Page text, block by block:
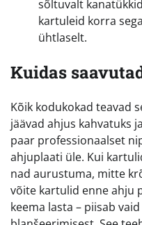
sõltuvalt
kartuleid korra
ühtlaselt.
Kuidas
Kõik kodukokad teavad
jäävad ahjus kahvatuks
paar professionaalset
ahjuplaati üle. Kui
nad aurustuma, mitte
võite kartulid enne ahju
keema lasta – piisab